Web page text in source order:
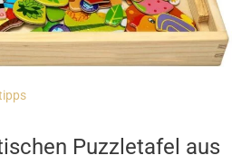
Puzzletafel aus